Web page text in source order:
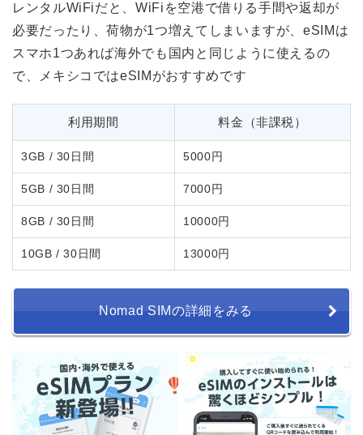
レンタルWiFiだと、WiFiを空港で借りる手間や返却が
必要だったり、荷物が1つ増えてしまいますが、eSIMは
スマホ1つあれば海外でも国内と同じように使えるの
で、メキシコではeSIMがおすすめです
利用期間 料金（非課税）
3GB / 30日間 5000円
5GB / 30日間 7000円
8GB / 30日間 10000円
10GB / 30日間 13000円
Nomad SIMの詳細をみる